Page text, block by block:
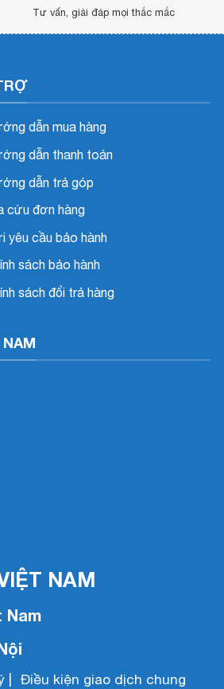
Tư vấn, giải đáp mọi thắc mắc
dẫn mua hàng
dẫn thanh toán
dẫn trả góp
cứu đơn hàng
yêu cầu bảo hành
sách bảo hành
sách đổi trả hàng
NAM
Nam
| Điều kiện giao dịch chung